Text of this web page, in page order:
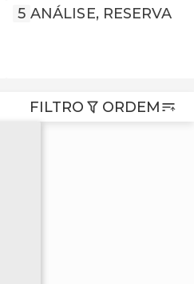
5 ANÁLISE, RESERVA
FILTRO ORDEM